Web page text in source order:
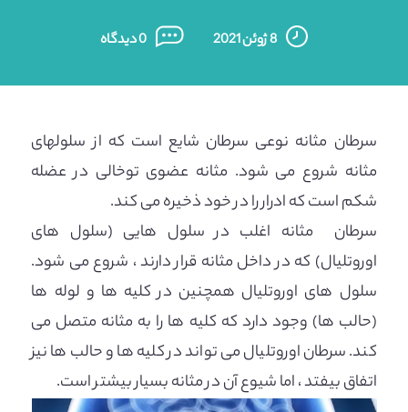
8 ژوئن 2021 0 دیدگاه
سرطان مثانه نوعی سرطان شایع است که از سلولهای
مثانه شروع می شود. مثانه عضوی توخالی در عضله
شکم است که ادرار را در خود ذخیره می کند.
سرطان مثانه اغلب در سلول هایی (سلول های
اوروتلیال) که در داخل مثانه قرار دارند ، شروع می شود.
سلول های اوروتلیال همچنین در کلیه ها و لوله ها
(حالب ها) وجود دارد که کلیه ها را به مثانه متصل می
کند. سرطان اوروتلیال می تواند در کلیه ها و حالب ها نیز
اتفاق بیفتد ، اما شیوع آن در مثانه بسیار بیشتر است.